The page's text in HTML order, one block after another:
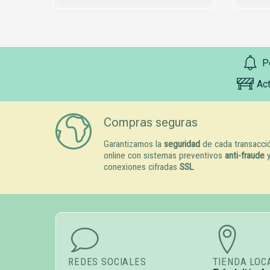
Compras seguras
Garantizamos la seguridad de cada
online con sistemas preventivos anti-fraude y
conexiones cifradas SSL.
REDES SOCIALES TIENDA